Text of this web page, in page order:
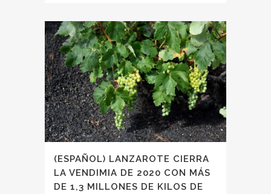
(ESPAÑOL) LANZAROTE CIERRA
LA VENDIMIA DE 2020 CON MÁS
DE 1,3 MILLONES DE KILOS DE